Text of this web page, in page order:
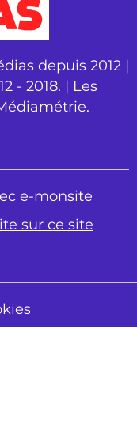
depuis 2012 |
- 2018. | Les
e-monsite
sur ce site